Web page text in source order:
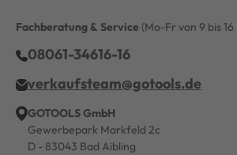
Fachberatung & Service (Mo-Fr von 9 bis
08061-34616-16
verkaufsteam@gotools.de
GOTOOLS GmbH
Gewerbepark Markfeld 2c
D - 83043 Bad Aibling